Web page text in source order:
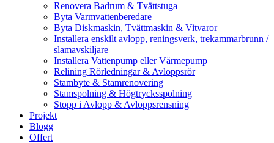
Renovera Badrum & Tvättstuga
Byta Varmvattenberedare
Byta Diskmaskin, Tvättmaskin & Vitvaror
Installera enskilt avlopp, reningsverk, trekammarbrunn /
slamavskiljare
Installera Vattenpump eller Värmepump
Relining Rörledningar & Avloppsrör
Stambyte & Stamrenovering
Stamspolning & Högtrycksspolning
Stopp i Avlopp & Avloppsrensning
Projekt
Blogg
Offert